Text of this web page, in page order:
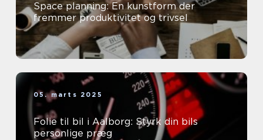
Space planning: En kunstform der
fremmer produktivitet og trivsel
05. marts 2025
Folie til bil i Aalborg: Styrk din bils
personlige præg